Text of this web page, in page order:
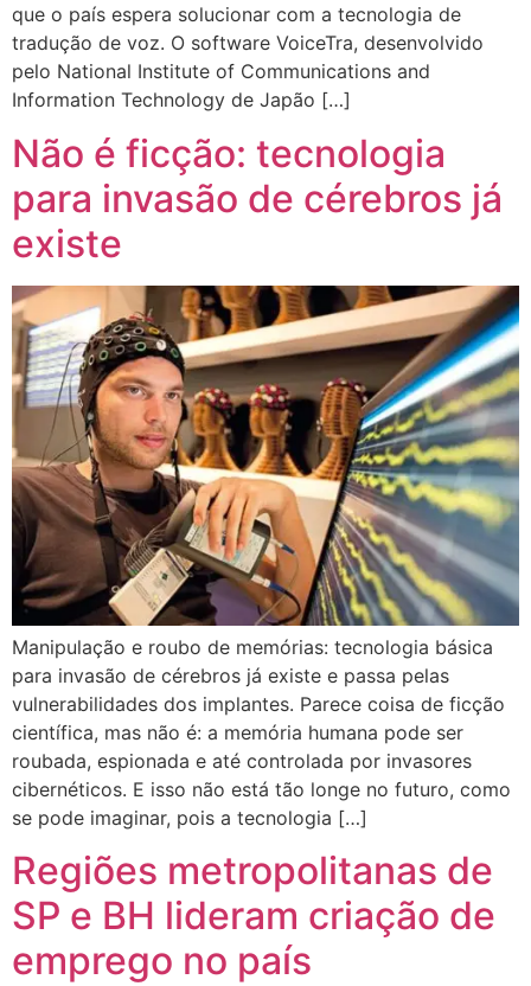
que o país espera solucionar com a tecnologia de
tradução de voz. O software VoiceTra, desenvolvido
pelo National Institute of Communications and
Information Technology de Japão […]
Não é ficção: tecnologia
para invasão de cérebros já
existe
Manipulação e roubo de memórias: tecnologia básica
para invasão de cérebros já existe e passa pelas
vulnerabilidades dos implantes. Parece coisa de ficção
científica, mas não é: a memória humana pode ser
roubada, espionada e até controlada por invasores
cibernéticos. E isso não está tão longe no futuro, como
se pode imaginar, pois a tecnologia […]
Regiões metropolitanas de
SP e BH lideram criação de
emprego no país